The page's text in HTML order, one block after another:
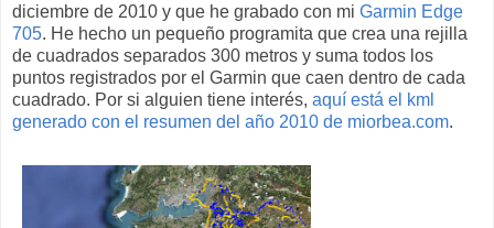
diciembre de 2010 y que he grabado con mi Garmin Edge
705. He hecho un pequeño programita que crea una rejilla
de cuadrados separados 300 metros y suma todos los
puntos registrados por el Garmin que caen dentro de cada
cuadrado. Por si alguien tiene interés, aquí está el kml
generado con el resumen del año 2010 de miorbea.com.